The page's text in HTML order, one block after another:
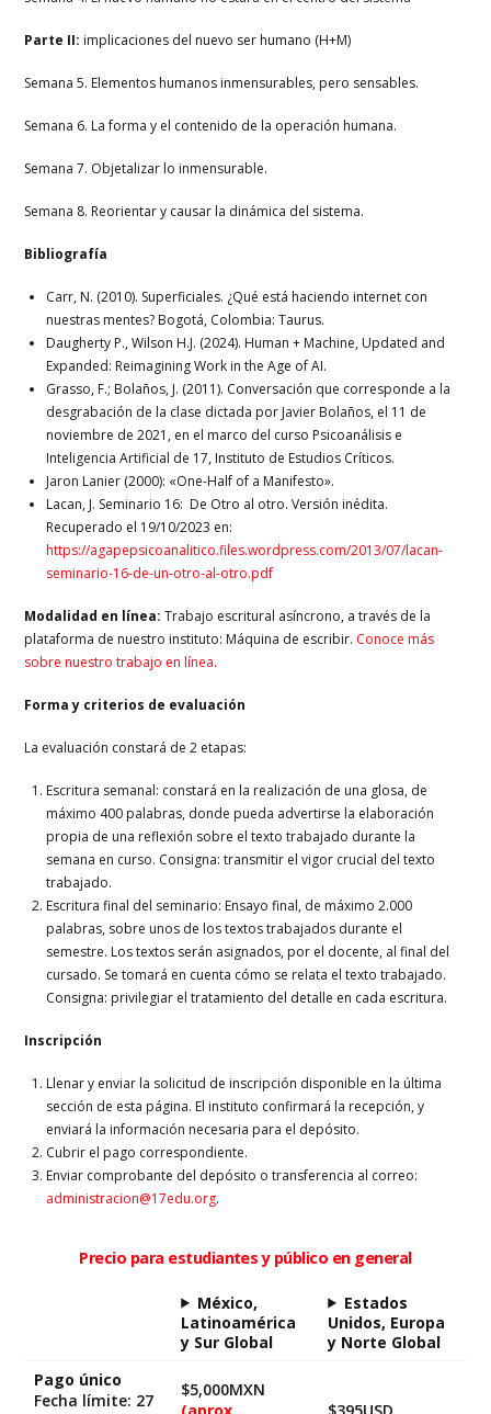
Parte II: implicaciones del nuevo ser humano (H+M)
Semana 5. Elementos humanos inmensurables, pero sensables.
Semana 6. La forma y el contenido de la operación humana.
Semana 7. Objetalizar lo inmensurable.
Semana 8. Reorientar y causar la dinámica del sistema.
Bibliografía
Carr, N. (2010). Superficiales. ¿Qué está haciendo internet con
nuestras mentes? Bogotá, Colombia: Taurus.
Daugherty P., Wilson H.J. (2024). Human + Machine, Updated and
Expanded: Reimagining Work in the Age of AI.
Grasso, F.; Bolaños, J. (2011). Conversación que corresponde a la
desgrabación de la clase dictada por Javier Bolaños, el 11 de
noviembre de 2021, en el marco del curso Psicoanálisis e
Inteligencia Artificial de 17, Instituto de Estudios Críticos.
Jaron Lanier (2000): «One-Half of a Manifesto».
Lacan, J. Seminario 16: De Otro al otro. Versión inédita.
Recuperado el 19/10/2023 en:
https://agapepsicoanalitico.files.wordpress.com/2013/07/lacan-
seminario-16-de-un-otro-al-otro.pdf
Modalidad en línea: Trabajo escritural asíncrono, a través de la
plataforma de nuestro instituto: Máquina de escribir. Conoce más
sobre nuestro trabajo en línea.
Forma y criterios de evaluación
La evaluación constará de 2 etapas:
Escritura semanal: constará en la realización de una glosa, de
máximo 400 palabras, donde pueda advertirse la elaboración
propia de una reflexión sobre el texto trabajado durante la
semana en curso. Consigna: transmitir el vigor crucial del texto
trabajado.
Escritura final del seminario: Ensayo final, de máximo 2.000
palabras, sobre unos de los textos trabajados durante el
semestre. Los textos serán asignados, por el docente, al final del
cursado. Se tomará en cuenta cómo se relata el texto trabajado.
Consigna: privilegiar el tratamiento del detalle en cada escritura.
Inscripción
Llenar y enviar la solicitud de inscripción disponible en la última
sección de esta página. El instituto confirmará la recepción, y
enviará la información necesaria para el depósito.
Cubrir el pago correspondiente.
Enviar comprobante del depósito o transferencia al correo:
administracion@17edu.org.
Precio para estudiantes y público en general
México,
Latinoamérica
y Sur Global
Estados
Unidos, Europa
y Norte Global
Pago único
Fecha límite: 27
$5,000MXN
(aprox
$395USD